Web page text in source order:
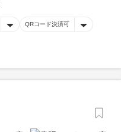
QRコード決済可